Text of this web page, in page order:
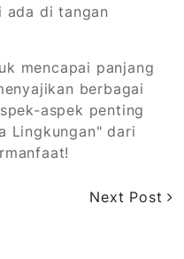
ada di tangan
mencapai panjang
berbagai
aspek penting
Lingkungan" dari
Next Post